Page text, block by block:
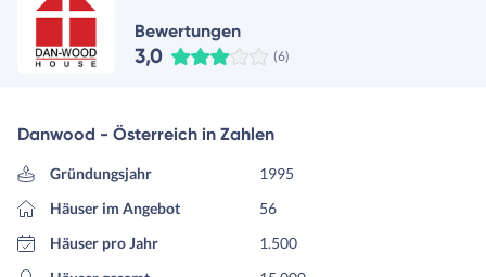
Bewertungen
3,0 (6)
Danwood - Österreich in Zahlen
Gründungsjahr
1995
Häuser im Angebot
56
Häuser pro Jahr
1.500